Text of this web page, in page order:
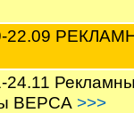
22.09
ВЕРСА >>>